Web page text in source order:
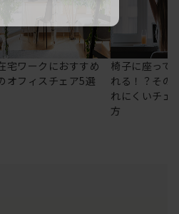
宅ワークにおすすめ
オフィスチェア5選
椅子に座って
れる！？その
れにくいチェ
方